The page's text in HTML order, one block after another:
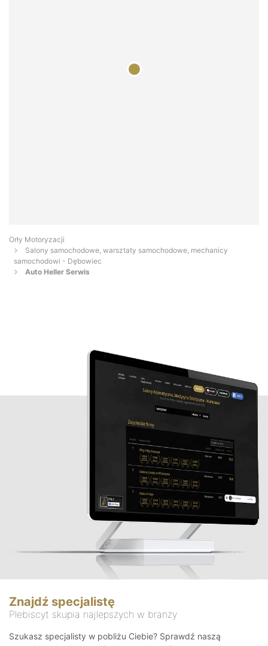
Orły Motoryzacji
Salony samochodowe, warsztaty samochodowe, mechanicy
samochodowi - Dębowiec
Auto Heller Serwis
Znajdź specjalistę
Plebiscyt skupia najlepszych w branży
Szukasz specjalisty w pobliżu Ciebie? Sprawdź naszą